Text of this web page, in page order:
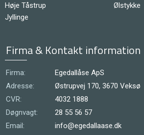
Høje Tåstrup
Jyllinge
Ølstykke
Firma & Kontakt information
Firma:
Egedallåse ApS
Adresse:
Østrupvej 170, 3670 Veksø
CVR:
4032 1888
Døgnvagt:
28 55 56 57
Email:
info@egedallaase.dk